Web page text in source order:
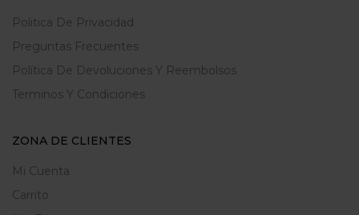
Politica De Privacidad
Preguntas Frecuentes
Política De Devoluciones Y Reembolsos
Terminos Y Condiciones
ZONA DE CLIENTES
Mi Cuenta
Carrito